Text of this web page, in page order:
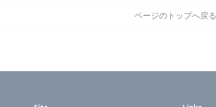
ページのトップへ戻る